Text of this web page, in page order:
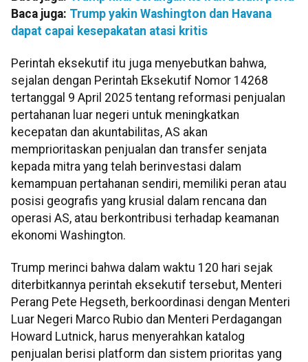
Baca juga: Trump yakin Washington dan Havana
dapat capai kesepakatan atasi kritis
Perintah eksekutif itu juga menyebutkan bahwa,
sejalan dengan Perintah Eksekutif Nomor 14268
tertanggal 9 April 2025 tentang reformasi penjualan
pertahanan luar negeri untuk meningkatkan
kecepatan dan akuntabilitas, AS akan
memprioritaskan penjualan dan transfer senjata
kepada mitra yang telah berinvestasi dalam
kemampuan pertahanan sendiri, memiliki peran atau
posisi geografis yang krusial dalam rencana dan
operasi AS, atau berkontribusi terhadap keamanan
ekonomi Washington.
Trump merinci bahwa dalam waktu 120 hari sejak
diterbitkannya perintah eksekutif tersebut, Menteri
Perang Pete Hegseth, berkoordinasi dengan Menteri
Luar Negeri Marco Rubio dan Menteri Perdagangan
Howard Lutnick, harus menyerahkan katalog
penjualan berisi platform dan sistem prioritas yang